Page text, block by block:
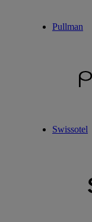
Pullman
Swissotel